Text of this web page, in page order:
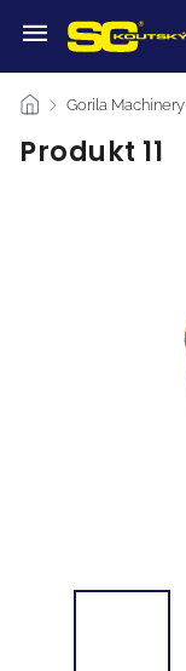
/ Gorila Machinery
Produkt 11